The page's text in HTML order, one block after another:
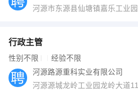
河源市东源县仙塘镇嘉乐工业
行政主管
性别不限 经验不限
河源路源重科实业有限公司
河源源城龙岭工业园龙岭大道